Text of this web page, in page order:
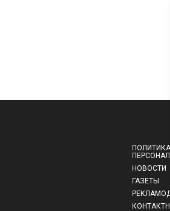
НОВОСТИ
ГАЗЕТЫ